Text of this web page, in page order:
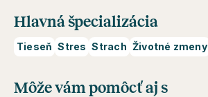
Hlavná špecializácia
Tieseň Stres Strach Životné zmeny
Môže vám pomôcť aj s